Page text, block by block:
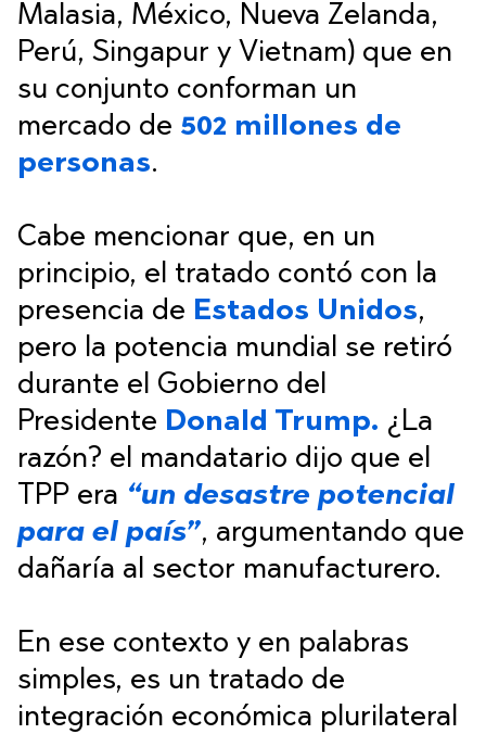
Malasia, México, Nueva Zelanda,
Perú, Singapur y Vietnam) que en
su conjunto conforman un
mercado de 502 millones de
personas.
Cabe mencionar que, en un
principio, el tratado contó con la
presencia de Estados Unidos,
pero la potencia mundial se retiró
durante el Gobierno del
Presidente Donald Trump. ¿La
razón? el mandatario dijo que el
TPP era “un desastre potencial
para el país”, argumentando que
dañaría al sector manufacturero.
En ese contexto y en palabras
simples, es un tratado de
integración económica plurilateral